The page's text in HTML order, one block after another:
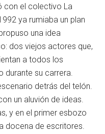
con el colectivo La
ya rumiaba un plan
una idea
dos viejos actores que,
a todos los
durante su carrera.
detrás del telón.
un aluvión de ideas.
y en el primer esbozo
docena de escritores.